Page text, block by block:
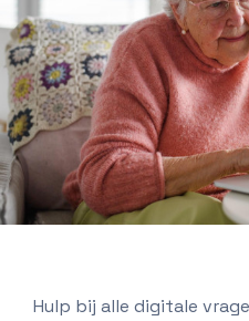
Hulp bij alle digitale